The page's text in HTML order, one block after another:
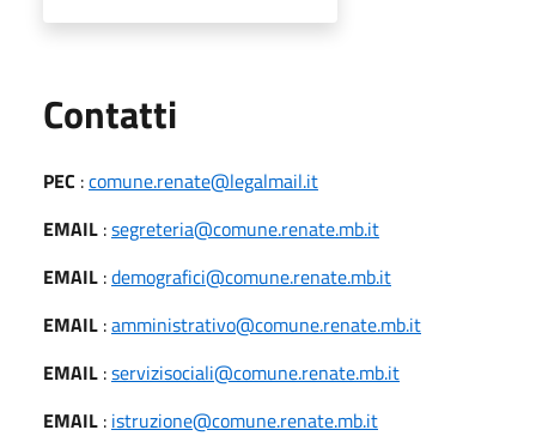
Contatti
PEC :comune.renate@legalmail.it
EMAIL :segreteria@comune.renate.mb.it
EMAIL :demografici@comune.renate.mb.it
EMAIL :amministrativo@comune.renate.mb.it
EMAIL :servizisociali@comune.renate.mb.it
EMAIL : istruzione@comune.renate.mb.it